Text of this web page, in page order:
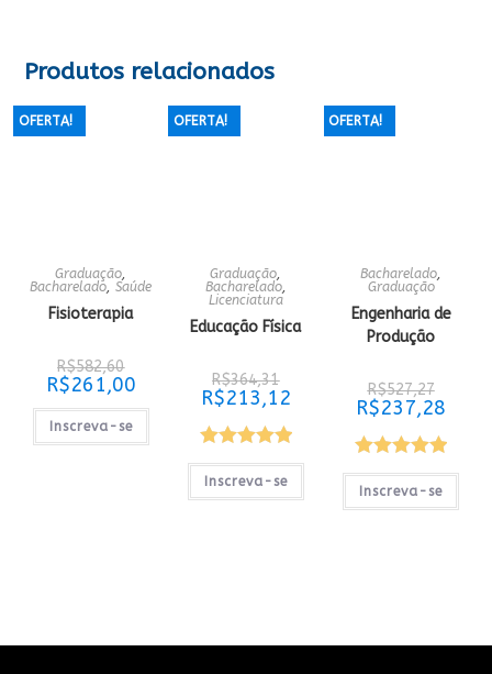
Produtos relacionados
OFERTA!
Graduação,
Bacharelado,Saúde
Fisioterapia
R$582,60
preço
original
era:
R$582,60.
R$261,00O
atual
R$261,00.
Inscreva-se
OFERTA!
Graduação,
Bacharelado,
Licenciatura
Educação Física
R$364,31
preço
original
R$364,31.
R$213,12O
preço
é:
R$213,12.
Avaliação
5.00de 5
Inscreva-se
OFERTA!
Bacharelado,
Graduação
Engenharia de
Produção
R$527,27O
preço
original
R$237,28
é:
Avaliação
5.00de 5
Inscreva-se